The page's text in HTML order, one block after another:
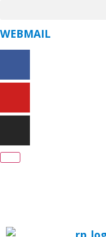
WEBMAIL